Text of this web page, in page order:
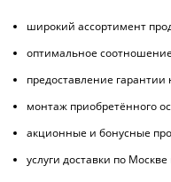
широкий ассортимент
оптимальное
предоставление гарантии
монтаж приобретённого
акционные и бонусные
услуги доставки по